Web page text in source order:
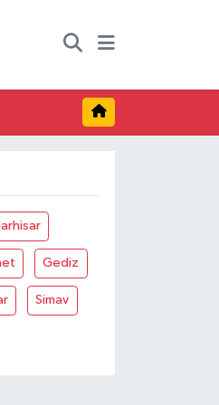
Gediz
Simav